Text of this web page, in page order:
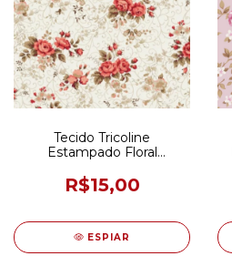
Tecido Tricoline
Estampado Floral
40CM x 150CM (ÚLTIMA
UNIDADE)
R$15,00
ESPIAR